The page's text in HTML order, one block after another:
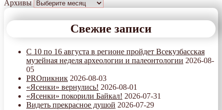
Архивы
Свежие записи
С 10 по 16 августа в регионе пройдет Всекузбасская
музейная неделя археологии и палеонтологии 2026-08-
05
PROпикник 2026-08-03
«Ясенки» вернулись! 2026-08-01
«Ясенки» покорили Байкал! 2026-07-31
Видеть прекрасное душой 2026-07-29